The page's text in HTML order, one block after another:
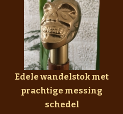
Edele wandelstok met
prachtige messing
schedel